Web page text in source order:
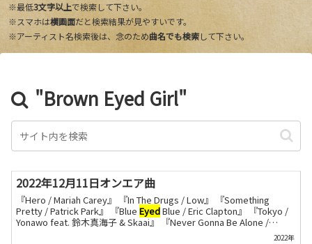
※最低3文字以上で検索して下さい。
※スマホは横画面だと検索結果が見やすいです。
※アーティスト名検索後は、念のため曲名でも検索して下さい。
"Brown Eyed Girl"
2022年12月11日オンエア曲
『Hero / Mariah Carey』 『In The Drugs / Low』 『Something
Pretty / Patrick Park』 『BlueEyedBlue / Eric Clapton』 『Tokyo /
Yonawo feat. 鈴木真海子 & Skaai』 『Never Gonna Be Alone /
Jacob Collier』 『Shotgun / Ida』 『Bubble Gum / Clairo』 『To Be
2022年